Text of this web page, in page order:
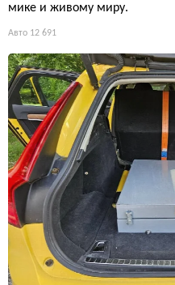
мике и живому миру.
Авто 12 691